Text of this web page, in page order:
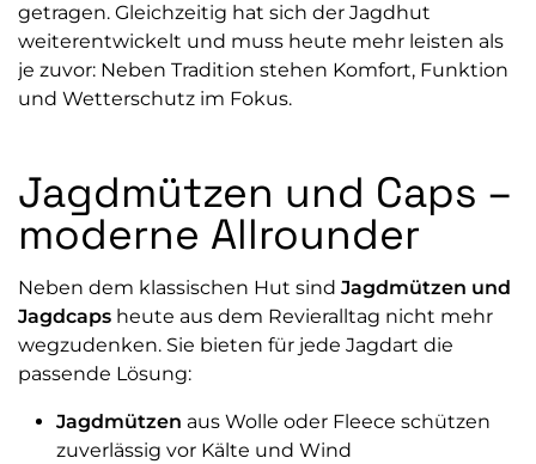
getragen. Gleichzeitig hat sich der Jagdhut
weiterentwickelt und muss heute mehr leisten als
je zuvor: Neben Tradition stehen Komfort, Funktion
und Wetterschutz im Fokus.
Jagdmützen und Caps –
moderne Allrounder
Neben dem klassischen Hut sind Jagdmützen und
Jagdcaps heute aus dem Revieralltag nicht mehr
wegzudenken. Sie bieten für jede Jagdart die
passende Lösung:
Jagdmützen aus Wolle oder Fleece schützen
zuverlässig vor Kälte und Wind